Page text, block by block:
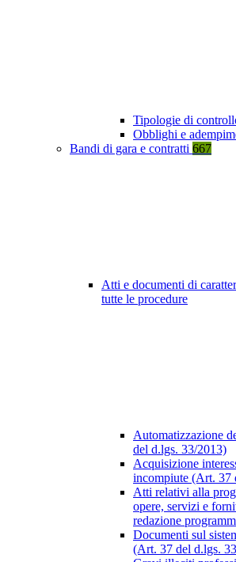
Tipologie di
Obblighi e
Bandi di gara e contratti 667
Atti e documenti di
tutte le procedure
Automatizzazione
del d.lgs. 33/2013)
Acquisizione
incompiute (Art. 37
Atti relativi alla
opere, servizi e
redazione
Documenti sul
(Art. 37 del d.lgs.